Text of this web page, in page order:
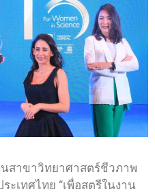
สาขาวิทยาศาสตร์ชีวภาพ
ะเทศไทย “เพื่อสตรีในงาน